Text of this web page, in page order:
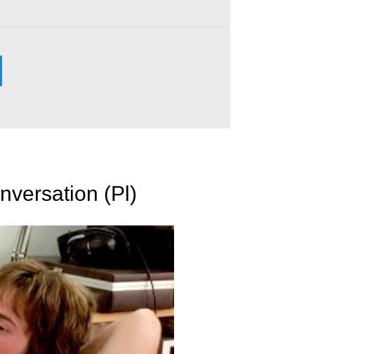
Everybody Wants Some!! - Phone Conversation (Pl)